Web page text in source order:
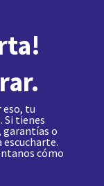
tu
Si tienes
garantías o
escucharte.
cómo